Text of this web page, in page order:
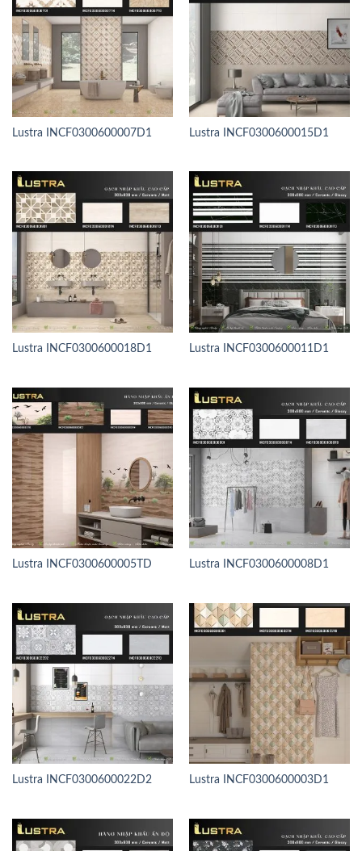
Lustra INCF0300600007D1 Lustra INCF0300600015D1
Lustra INCF0300600018D1 Lustra INCF0300600011D1
Lustra INCF0300600005TD Lustra INCF0300600008D1
Lustra INCF0300600022D2 Lustra INCF0300600003D1